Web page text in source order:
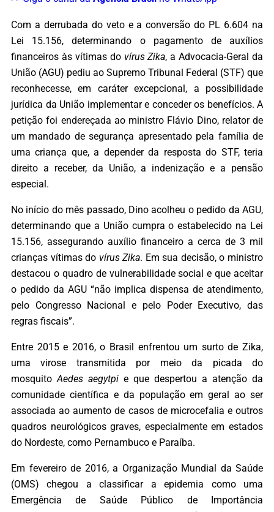
Com a derrubada do veto e a conversão do PL 6.604 na
Lei 15.156, determinando o pagamento de auxílios
financeiros às vítimas do vírus Zika, a Advocacia-Geral da
União (AGU) pediu ao Supremo Tribunal Federal (STF) que
reconhecesse, em caráter excepcional, a possibilidade
jurídica da União implementar e conceder os benefícios. A
petição foi endereçada ao ministro Flávio Dino, relator de
um mandado de segurança apresentado pela família de
uma criança que, a depender da resposta do STF, teria
direito a receber, da União, a indenização e a pensão
especial.
No início do mês passado, Dino acolheu o pedido da AGU,
determinando que a União cumpra o estabelecido na Lei
15.156, assegurando auxílio financeiro a cerca de 3 mil
crianças vítimas do vírus Zika. Em sua decisão, o ministro
destacou o quadro de vulnerabilidade social e que aceitar
o pedido da AGU “não implica dispensa de atendimento,
pelo Congresso Nacional e pelo Poder Executivo, das
regras fiscais”.
Entre 2015 e 2016, o Brasil enfrentou um surto de Zika,
uma virose transmitida por meio da picada do
mosquitoAedes aegytpi e que despertou a atenção da
comunidade científica e da população em geral ao ser
associada ao aumento de casos de microcefalia e outros
quadros neurológicos graves, especialmente em estados
do Nordeste, como Pernambuco e Paraíba.
Em fevereiro de 2016, a Organização Mundial da Saúde
(OMS) chegou a classificar a epidemia como uma
Emergência de Saúde Público de Importância